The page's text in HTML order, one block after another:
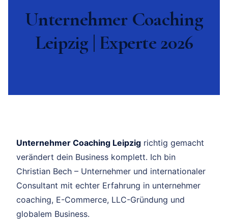
Unternehmer Coaching
Leipzig | Experte 2026
Unternehmer Coaching Leipzig richtig gemacht
verändert dein Business komplett. Ich bin
Christian Bech – Unternehmer und internationaler
Consultant mit echter Erfahrung in unternehmer
coaching, E-Commerce, LLC-Gründung und
globalem Business.